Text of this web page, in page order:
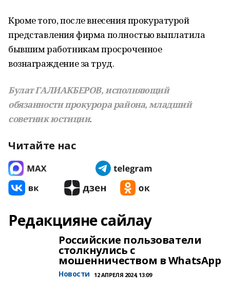
Кроме того, после внесения прокуратурой
представления фирма полностью выплатила
бывшим работникам просроченное
вознаграждение за труд.
Булат ГАЛИАКБЕРОВ, исполняющий
обязанности прокурора района, младший
советник юстиции.
Читайте нас
Редакцияне сайлау
Российские пользователи
столкнулись с
мошенничеством в WhatsApp
Новости 12 АПРЕЛЯ 2024, 13:09